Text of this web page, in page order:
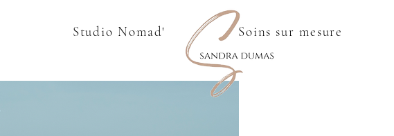
Studio Nomad' Soins sur mesure